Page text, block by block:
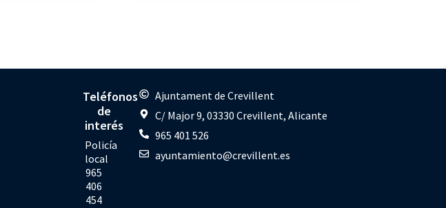
Teléfonos
de
interés
Policía
local
965
406
454
Ajuntament de Crevillent
C/ Major 9, 03330 Crevillent, Alicante
965 401 526
ayuntamiento@crevillent.es